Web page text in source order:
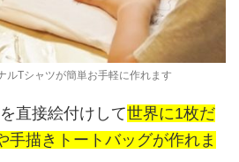
ルTシャツが簡単お手軽に作れます
直接絵付けして世界に1枚だ
手描きトートバッグが作れま